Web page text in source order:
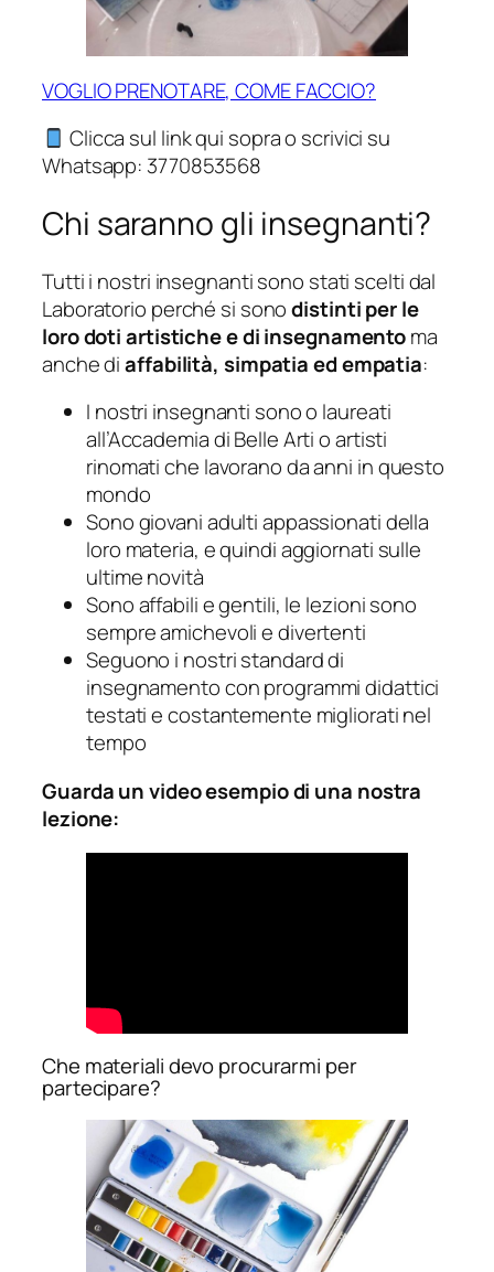
VOGLIO PRENOTARE, COME FACCIO?
Clicca sul link qui sopra o scrivici su
Whatsapp: 3770853568
Chi saranno gli insegnanti?
Tutti i nostri insegnanti sono stati scelti dal
Laboratorio perché si sonodistinti per le
loro doti artistiche e di insegnamentoma
anche diaffabilità, simpatia ed empatia:
I nostri insegnanti sono o laureati
all’Accademia di Belle Arti o artisti
rinomati che lavorano da anni in questo
mondo
Sono giovani adulti appassionati della
loro materia, e quindi aggiornati sulle
ultime novità
Sono affabili e gentili, le lezioni sono
sempre amichevoli e divertenti
Seguono i nostri standard di
insegnamento con programmi didattici
testati e costantemente migliorati nel
tempo
Guarda un video esempio di una nostra
lezione:
Che materiali devo procurarmi per
partecipare?